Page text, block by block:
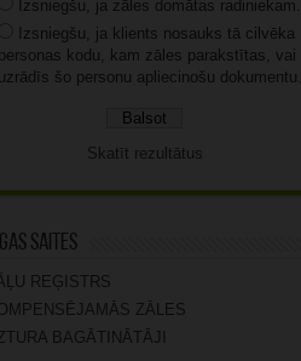
Izsniegšu, ja zāles domātas radiniekam.
Izsniegšu, ja klients nosauks tā cilvēka
personas kodu, kam zāles parakstītas, vai
uzrādīs šo personu apliecinošu dokumentu.
Skatīt rezultātus
saites
REĢISTRS
ZĀLES
BAGĀTINĀTĀJI